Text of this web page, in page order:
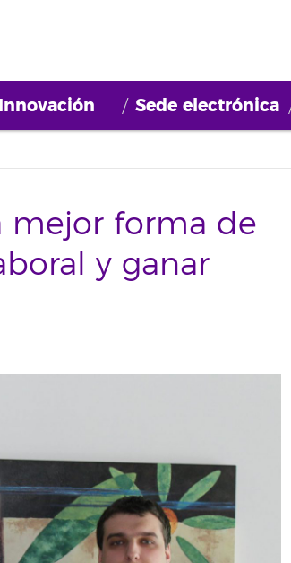
Innovación Sede electrónica
mejor forma de
y ganar